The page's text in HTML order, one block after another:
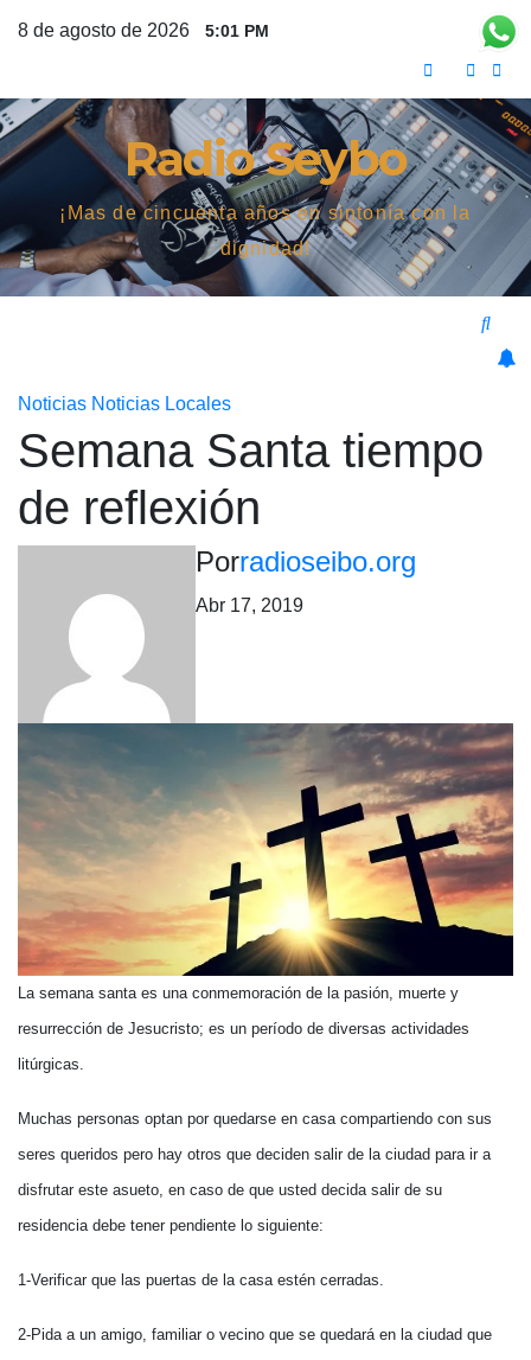
8 de agosto de 2026 5:01 PM
Radio Seybo
¡Mas de cincuenta años en sintonía con la
dignidad!
Noticias Noticias Locales
Semana Santa tiempo
de reflexión
Porradioseibo.org
Abr 17, 2019
La semana santa es una conmemoración de la pasión, muerte y
resurrección de Jesucristo; es un período de diversas actividades
litúrgicas.
Muchas personas optan por quedarse en casa compartiendo con sus
seres queridos pero hay otros que deciden salir de la ciudad para ir a
disfrutar este asueto, en caso de que usted decida salir de su
residencia debe tener pendiente lo siguiente:
1-Verificar que las puertas de la casa estén cerradas.
2-Pida a un amigo, familiar o vecino que se quedará en la ciudad que